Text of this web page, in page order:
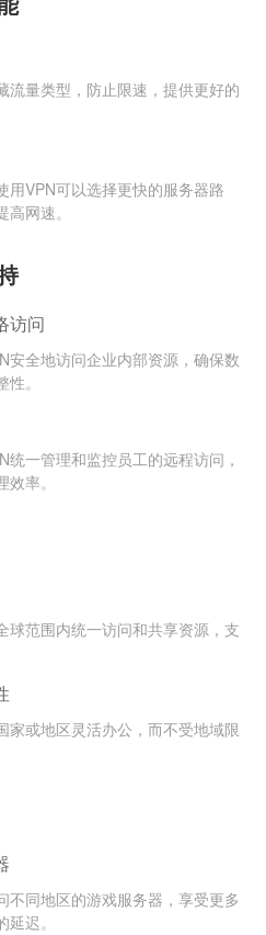
流量类型，防止限速，提供更好的
用VPN可以选择更快的服务器路
网速。
访问
安全地访问企业内部资源，确保数
。
统一管理和监控员工的远程访问，
率。
球范围内统一访问和共享资源，支
家或地区灵活办公，而不受地域限
不同地区的游戏服务器，享受更多
迟。